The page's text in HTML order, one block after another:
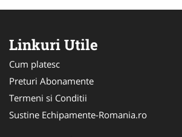
Linkuri Utile
Cum platesc
Preturi Abonamente
Termeni si Conditii
Sustine Echipamente-Romania.ro